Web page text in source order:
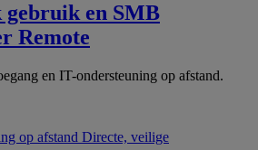
en SMB
Remote
en IT-ondersteuning op afstand.
op afstand Directe, veilige